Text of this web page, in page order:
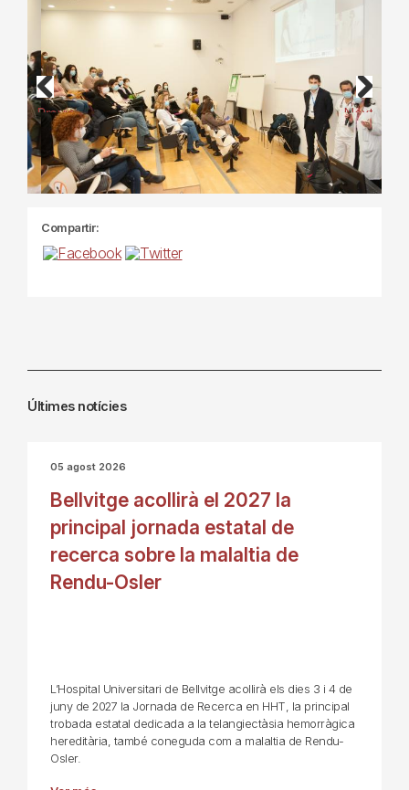
Previous Next
Compartir:
Últimes notícies
05 agost 2026
Bellvitge acollirà el 2027 la
principal jornada estatal de
recerca sobre la malaltia de
Rendu-Osler
L’Hospital Universitari de Bellvitge acollirà els dies 3 i 4 de
juny de 2027 la Jornada de Recerca en HHT, la principal
trobada estatal dedicada a la telangiectàsia hemorràgica
hereditària, també coneguda com a malaltia de Rendu-
Osler.